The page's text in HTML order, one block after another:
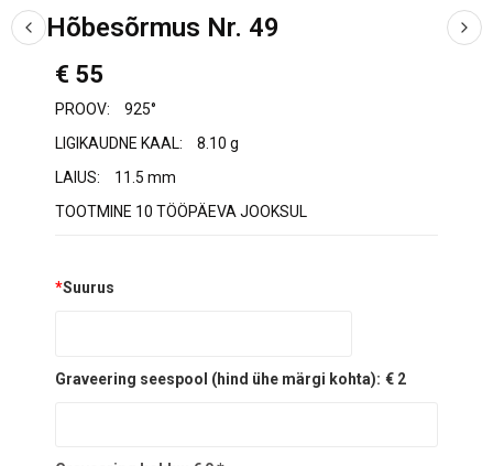
Hõbesõrmus Nr. 49
€ 55
PROOV:
925°
LIGIKAUDNE KAAL:
8.10 g
LAIUS:
11.5 mm
TOOTMINE 10 TÖÖPÄEVA JOOKSUL
*Suurus
Graveering seespool (hind ühe märgi kohta): € 2